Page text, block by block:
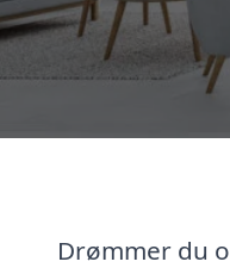
Drømmer du